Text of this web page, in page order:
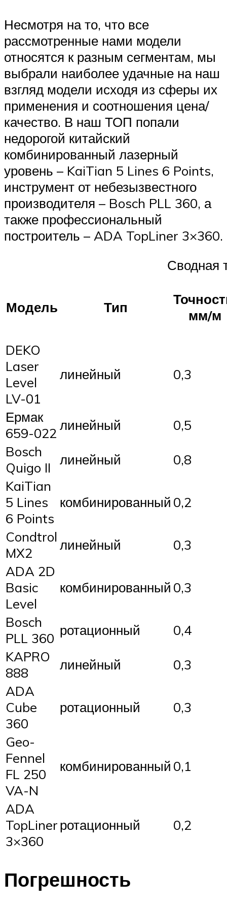
Несмотря на то, что все
рассмотренные нами модели
относятся к разным сегментам, мы
выбрали наиболее удачные на наш
взгляд модели исходя из сферы их
применения и соотношения цена/
качество. В наш ТОП попали
недорогой китайский
комбинированный лазерный
уровень – KaiTian 5 Lines 6 Points,
инструмент от небезызвестного
производителя – Bosch PLL 360, а
также профессиональный
построитель – ADA TopLiner 3×360.
Сводная
Модель Тип
мм/м
DEKO
Laser
Level
LV-01
линейный 0,3
Ермак
659-022 линейный
0,5
Bosch
Quigo II линейный
0,8
KaiTian
5 Lines
6 Points
комбинированный 0,2
Condtrol
MX2
линейный
0,3
ADA 2D
Basic
Level
комбинированный 0,3
Bosch
PLL 360 ротационный
0,4
KAPRO
888
линейный
0,3
ADA
Cube
360
ротационный 0,3
Geo-
Fennel
FL 250
VA-N
комбинированный 0,1
ADA
TopLiner
3×360
ротационный 0,2
Погрешность